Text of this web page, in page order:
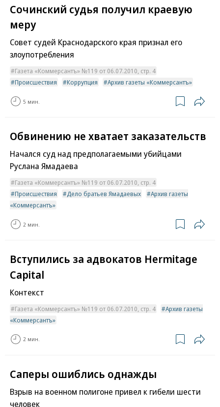
Сочинский судья получил краевую
меру
Совет судей Краснодарского края признал его
злоупотребления
Газета «Коммерсантъ» №119 от 06.07.2010, стр. 4
Происшествия
Коррупция Архив газеты «Коммерсантъ»
5 мин.
Обвинению не хватает заказательств
Начался суд над предполагаемыми убийцами
Руслана Ямадаева
Газета «Коммерсантъ» №119 от 06.07.2010, стр. 4
Происшествия
Дело братьев Ямадаевых
Архив газеты
«Коммерсантъ»
2 мин.
Вступились за адвокатов Hermitage
Capital
Контекст
Газета «Коммерсантъ» №119 от 06.07.2010, стр. 4
Архив газеты
«Коммерсантъ»
2 мин.
Саперы ошиблись однажды
Взрыв на военном полигоне привел к гибели шести
человек